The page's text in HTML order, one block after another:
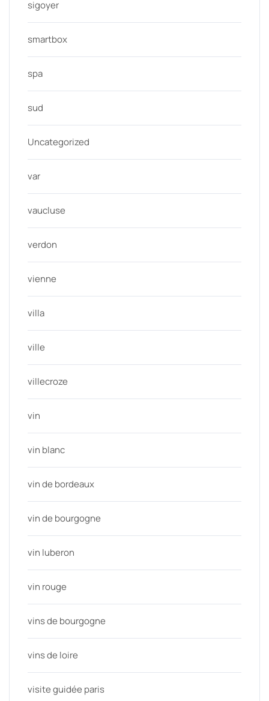
sigoyer
smartbox
spa
sud
Uncategorized
var
vaucluse
verdon
vienne
villa
ville
villecroze
vin
vin blanc
vin de bordeaux
vin de bourgogne
vin luberon
vin rouge
vins de bourgogne
vins de loire
visite guidée paris